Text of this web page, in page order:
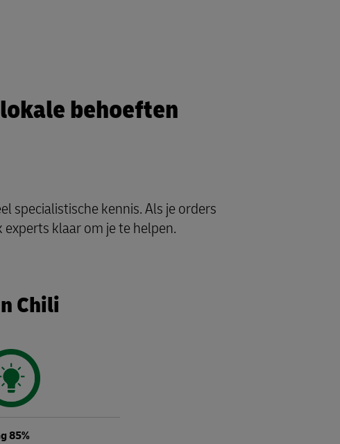
behoeften
specialistische kennis. Als je orders
klaar om je te helpen.
Chili
85%